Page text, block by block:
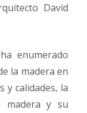
David
enumerado
la madera en
y calidades, la
madera y su